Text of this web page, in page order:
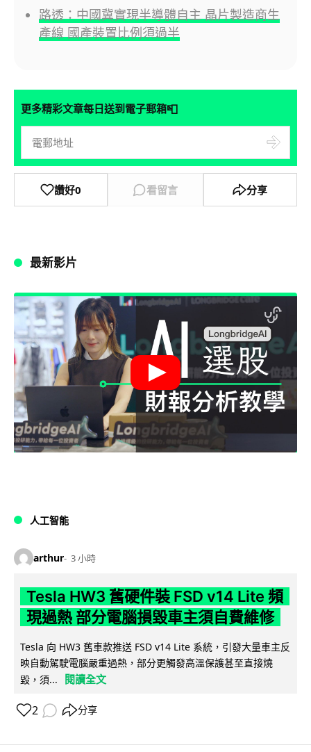
路透：中國冀實現半導體自主 晶片製造商生
產線 國產裝置比例須過半
更多精彩文章每日送到電子郵箱📮
讚好0 看留言 分享
最新影片
人工智能
arthur 3 小時
Tesla HW3 舊硬件裝 FSD v14 Lite 頻
現過熱 部分電腦損毀車主須自費維修
Tesla 向 HW3 舊車款推送 FSD v14 Lite 系統，引發大量車主反
映自動駕駛電腦嚴重過熱，部分更觸發高溫保護甚至直接燒
毀，須...
閱讀全文
2 分享